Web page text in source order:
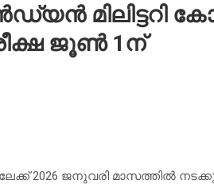
മിലിട്ടറി
ജൂൺ 1ന്
2026 ജനുവരി മാസത്തിൽ